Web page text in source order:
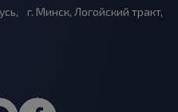
г. Минск, Логойский тракт,